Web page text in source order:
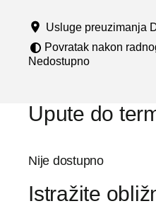
u
Usluge preuzimanja
Povratak nakon
Nedostupno
Upute do
Nije dostupno
Istražite